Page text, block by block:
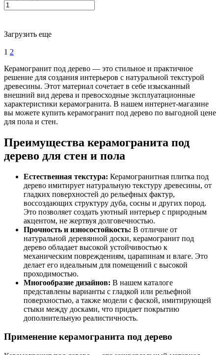
Загрузить еще
1 2
Керамогранит под дерево — это стильное и практичное
решение для создания интерьеров с натуральной текстурой
древесины. Этот материал сочетает в себе изысканный
внешний вид дерева и превосходные эксплуатационные
характеристики керамогранита. В нашем интернет-магазине
вы можете купить керамогранит под дерево по выгодной цене
для пола и стен.
Преимущества керамогранита под
дерево для стен и пола
Естественная текстура: Керамогранитная плитка под
дерево имитирует натуральную текстуру древесины, от
гладких поверхностей до рельефных фактур,
воссоздающих структуру дуба, сосны и других пород.
Это позволяет создать уютный интерьер с природным
акцентом, не жертвуя долговечностью.
Прочность и износостойкость: В отличие от
натуральной деревянной доски, керамогранит под
дерево обладает высокой устойчивостью к
механическим повреждениям, царапинам и влаге. Это
делает его идеальным для помещений с высокой
проходимостью.
Многообразие дизайнов: В нашем каталоге
представлены варианты с гладкой или рельефной
поверхностью, а также модели с фаской, имитирующей
стыки между досками, что придает покрытию
дополнительную реалистичность.
Применение керамогранита под дерево